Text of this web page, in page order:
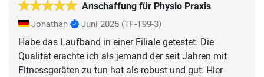
Anschaffung für Physio Praxis
Jonathan Juni 2025 (TF-T99-3)
Habe das Laufband in einer Filiale getestet. Die
Qualität erachte ich als jemand der seit Jahren mit
Fitnessgeräten zu tun hat als robust und gut. Hier